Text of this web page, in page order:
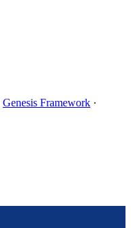
Genesis Framework ·